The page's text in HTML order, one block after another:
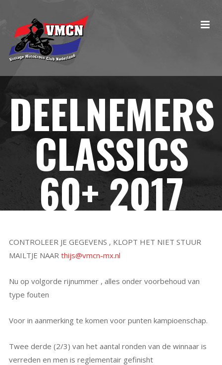
DEELNEMERS
CLASSICS
60+ 2017
CONTROLEER JE GEGEVENS , KLOPT HET NIET STUUR
MAILTJE NAAR thijs@vmcn-mx.nl
Nu op volgorde rijnummer , alles onder voorbehoud van
type fouten
Voor in aanmerking te komen voor punten kampioenschap.
Twee derde (2/3) van het aantal ronden van de winnaar is
verreden en men is reglementair gefinisht